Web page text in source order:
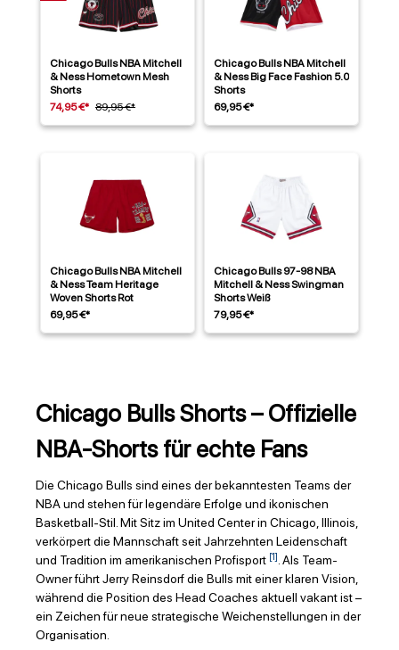
Chicago Bulls NBA Mitchell
& Ness Hometown Mesh
Shorts
74,95 €* 89,95 €*
Chicago Bulls NBA Mitchell
& Ness Big Face Fashion 5.0
Shorts
69,95 €*
Chicago Bulls NBA Mitchell
& Ness Team Heritage
Woven Shorts Rot
69,95 €*
Chicago Bulls 97-98 NBA
Mitchell & Ness Swingman
Shorts Weiß
79,95 €*
Chicago Bulls Shorts – Offizielle
NBA-Shorts für echte Fans
Die Chicago Bulls sind eines der bekanntesten Teams der
NBA und stehen für legendäre Erfolge und ikonischen
Basketball-Stil. Mit Sitz im United Center in Chicago, Illinois,
verkörpert die Mannschaft seit Jahrzehnten Leidenschaft
und Tradition im amerikanischen Profisport [1]. Als Team-
Owner führt Jerry Reinsdorf die Bulls mit einer klaren Vision,
während die Position des Head Coaches aktuell vakant ist –
ein Zeichen für neue strategische Weichenstellungen in der
Organisation.